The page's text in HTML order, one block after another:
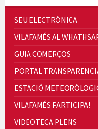
Quintà Culroja
Cicle de Cine i Dones
SEU ELECTRÒNICA
VILAFAMÉS AL
GUIA COMERÇOS
PORTAL
ESTACIÓ
VILAFAMÉS PARTICIPA!
VIDEOTECA PLENS